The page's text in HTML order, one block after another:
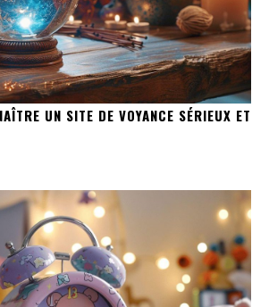
UN SITE DE VOYANCE SÉRIEUX ET